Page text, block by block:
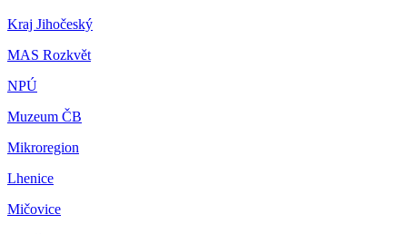
Kraj Jihočeský
MAS Rozkvět
NPÚ
Muzeum ČB
Mikroregion
Lhenice
Mičovice